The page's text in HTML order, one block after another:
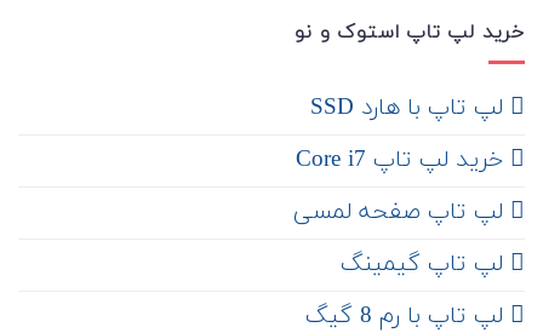
خرید لپ تاپ استوک و نو
لپ تاپ با هارد SSD
خرید لپ تاپ Core i7
لپ تاپ صفحه لمسی
لپ تاپ گیمینگ
لپ تاپ با رم 8 گیگ